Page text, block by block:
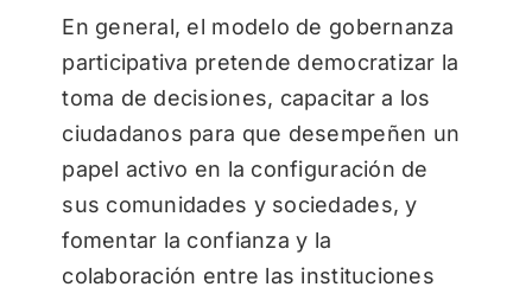
En general, el modelo de gobernanza
participativa pretende democratizar la
toma de decisiones, capacitar a los
ciudadanos para que desempeñen un
papel activo en la configuración de
sus comunidades y sociedades, y
fomentar la confianza y la
colaboración entre las instituciones